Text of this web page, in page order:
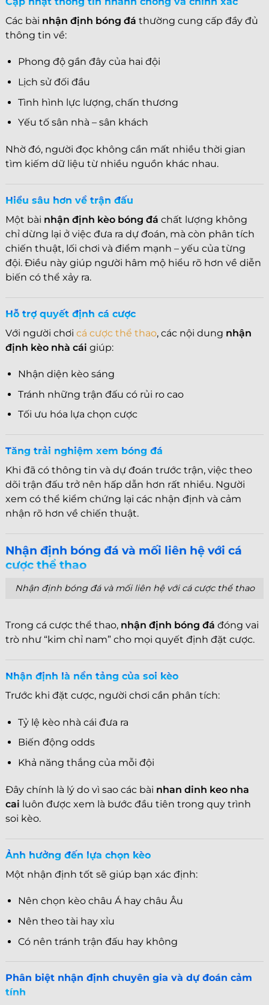
Các bài nhận định bóng đá thường cung cấp đầy đủ
thông tin về:
Phong độ gần đây của hai đội
Lịch sử đối đầu
Tình hình lực lượng, chấn thương
Yếu tố sân nhà – sân khách
Nhờ đó, người đọc không cần mất nhiều thời gian
tìm kiếm dữ liệu từ nhiều nguồn khác nhau.
Hiểu sâu hơn về trận đấu
Một bài nhận định kèo bóng đá chất lượng không
chỉ dừng lại ở việc đưa ra dự đoán, mà còn phân tích
chiến thuật, lối chơi và điểm mạnh – yếu của từng
đội. Điều này giúp người hâm mộ hiểu rõ hơn về diễn
biến có thể xảy ra.
Hỗ trợ quyết định cá cược
Với người chơi cá cược thể thao, các nội dung nhận
định kèo nhà cái giúp:
Nhận diện kèo sáng
Tránh những trận đấu có rủi ro cao
Tối ưu hóa lựa chọn cược
Tăng trải nghiệm xem bóng đá
Khi đã có thông tin và dự đoán trước trận, việc theo
dõi trận đấu trở nên hấp dẫn hơn rất nhiều. Người
xem có thể kiểm chứng lại các nhận định và cảm
nhận rõ hơn về chiến thuật.
Nhận định bóng đá và mối liên hệ với cá
cược thể thao
Nhận định bóng đá và mối liên hệ với cá cược thể thao
Trong cá cược thể thao, nhận định bóng đá đóng vai
trò như “kim chỉ nam” cho mọi quyết định đặt cược.
Nhận định là nền tảng của soi kèo
Trước khi đặt cược, người chơi cần phân tích:
Tỷ lệ kèo nhà cái đưa ra
Biến động odds
Khả năng thắng của mỗi đội
Đây chính là lý do vì sao các bài nhan dinh keo nha
cai luôn được xem là bước đầu tiên trong quy trình
soi kèo.
Ảnh hưởng đến lựa chọn kèo
Một nhận định tốt sẽ giúp bạn xác định:
Nên chọn kèo châu Á hay châu Âu
Nên theo tài hay xỉu
Có nên tránh trận đấu hay không
Phân biệt nhận định chuyên gia và dự đoán cảm
tính